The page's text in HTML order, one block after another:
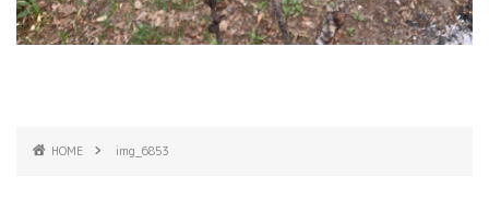
HOME img_6853